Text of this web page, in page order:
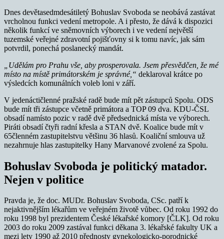
Dnes devětasedmdesátiletý Bohuslav Svoboda se neobává zastávat
vrcholnou funkci vedení metropole. A i přesto, že dává k dispozici
několik funkcí ve sněmovních výborech i ve vedení největší
tuzemské veřejné zdravotní pojišťovny si k tomu navíc, jak sám
potvrdil, ponechá poslanecký mandát.
„Udělám pro Prahu vše, aby prosperovala. Jsem přesvědčen, že mé
místo na místě primátorském je správné,“ deklaroval krátce po
výsledcích komunálních voleb loni v září.
V jedenáctičlenné pražské radě bude mít pět zástupců Spolu. ODS
bude mít tři zástupce včetně primátora a TOP 09 dva. KDU-ČSL
obsadí namísto pozic v radě dvě předsednická místa ve výborech.
Piráti obsadí čtyři radní křesla a STAN dvě. Koalice bude mít v
65členném zastupitelstvu většinu 36 hlasů. Koaliční smlouva už
nezahrnuje hlas zastupitelky Hany Marvanové zvolené za Spolu.
Bohuslav Svoboda je politický matador.
Nejen v politice
Pravda je, že doc. MUDr. Bohuslav Svoboda, CSc. patří k
nejaktivnějším lékařům ve veřejném životě vůbec. Od roku 1992 do
roku 1998 byl prezidentem České lékařské komory [ČLK]. Od roku
2003 do roku 2009 zastával funkci děkana 3. lékařské fakulty UK a
mezi lety 1990 až 2010 přednosty gynekologicko-porodnické